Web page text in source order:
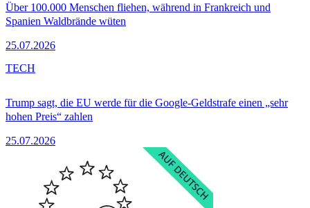
Über 100.000 Menschen fliehen, während in Frankreich und
Spanien Waldbrände wüten
25.07.2026
Trump sagt, die EU werde für die Google-Geldstrafe einen „sehr
hohen Preis“ zahlen
25.07.2026
TECH